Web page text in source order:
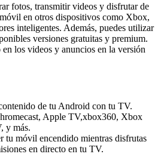
fotos, transmitir videos y disfrutar de
en otros dispositivos como Xbox,
inteligentes. Además, puedes utilizar
versiones gratuitas y premium.
los videos y anuncios en la versión
de tu Android con tu TV.
Apple TV,xbox360, Xbox
y más.
tu móvil encendido mientras disfrutas
en directo en tu TV.